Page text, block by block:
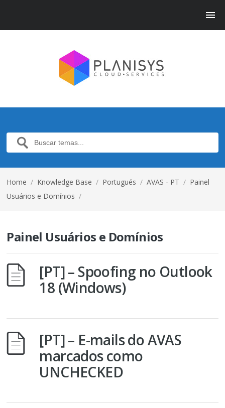
Home / Knowledge Base / Portugués / AVAS - PT / Painel
Usuários e Domínios /
Painel Usuários e Domínios
[PT] – Spoofing no Outlook
18 (Windows)
[PT] – E-mails do AVAS
marcados como
UNCHECKED